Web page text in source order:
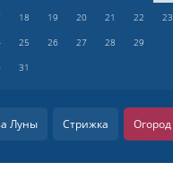
18 19 20 21 22
23
25 26 27 28
29
31
Луны Стрижка Огород